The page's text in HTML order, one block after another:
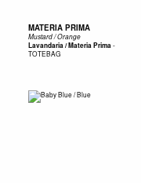
MATERIA PRIMA
Mustard / Orange
Lavandaria / Materia Prima-
TOTEBAG